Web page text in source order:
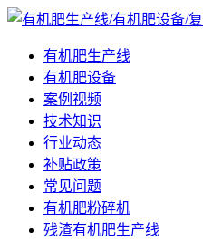
有机肥生产线
有机肥设备
案例视频
技术知识
行业动态
补贴政策
常见问题
有机肥粉碎机
残渣有机肥生产线